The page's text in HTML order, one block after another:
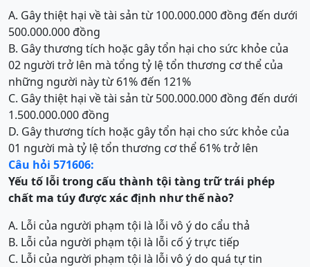
A. Gây thiệt hại về tài sản từ 100.000.000 đồng đến dưới
500.000.000 đồng
B. Gây thương tích hoặc gây tổn hại cho sức khỏe của
02 người trở lên mà tổng tỷ lệ tổn thương cơ thể của
những người này từ 61% đến 121%
C. Gây thiệt hại về tài sản từ 500.000.000 đồng đến dưới
1.500.000.000 đồng
D. Gây thương tích hoặc gây tổn hại cho sức khỏe của
01 người mà tỷ lệ tổn thương cơ thể 61% trở lên
Câu hỏi 571606:
Yếu tố lỗi trong cấu thành tội tàng trữ trái phép
chất ma túyđược xác định như thế nào?
A. Lỗi của người phạm tội là lỗi vô ý do cẩu thả
B. Lỗi của người phạm tội là lỗi cố ý trực tiếp
C. Lỗi của người phạm tội là lỗi vô ý do quá tự tin